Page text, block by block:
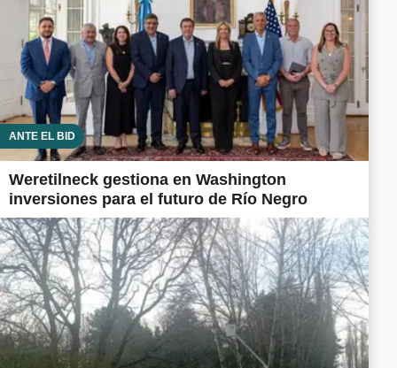
ANTE EL BID
Weretilneck gestiona en Washington
inversiones para el futuro de Río Negro